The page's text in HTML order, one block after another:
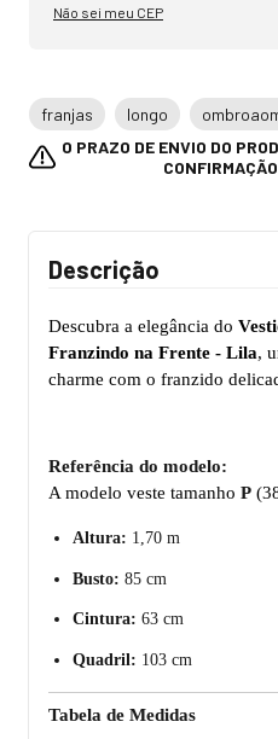
Não sei meu CEP
franjas longo
O PRAZO DE ENVIO DO
Descrição
Descubra a elegância do
Franzindo na Frente - Lila,
charme com o franzido
Referência do modelo:
A modelo veste tamanho P
Altura: 1,70 m
Busto: 85 cm
Cintura: 63 cm
Quadril: 103 cm
Tabela de Medidas